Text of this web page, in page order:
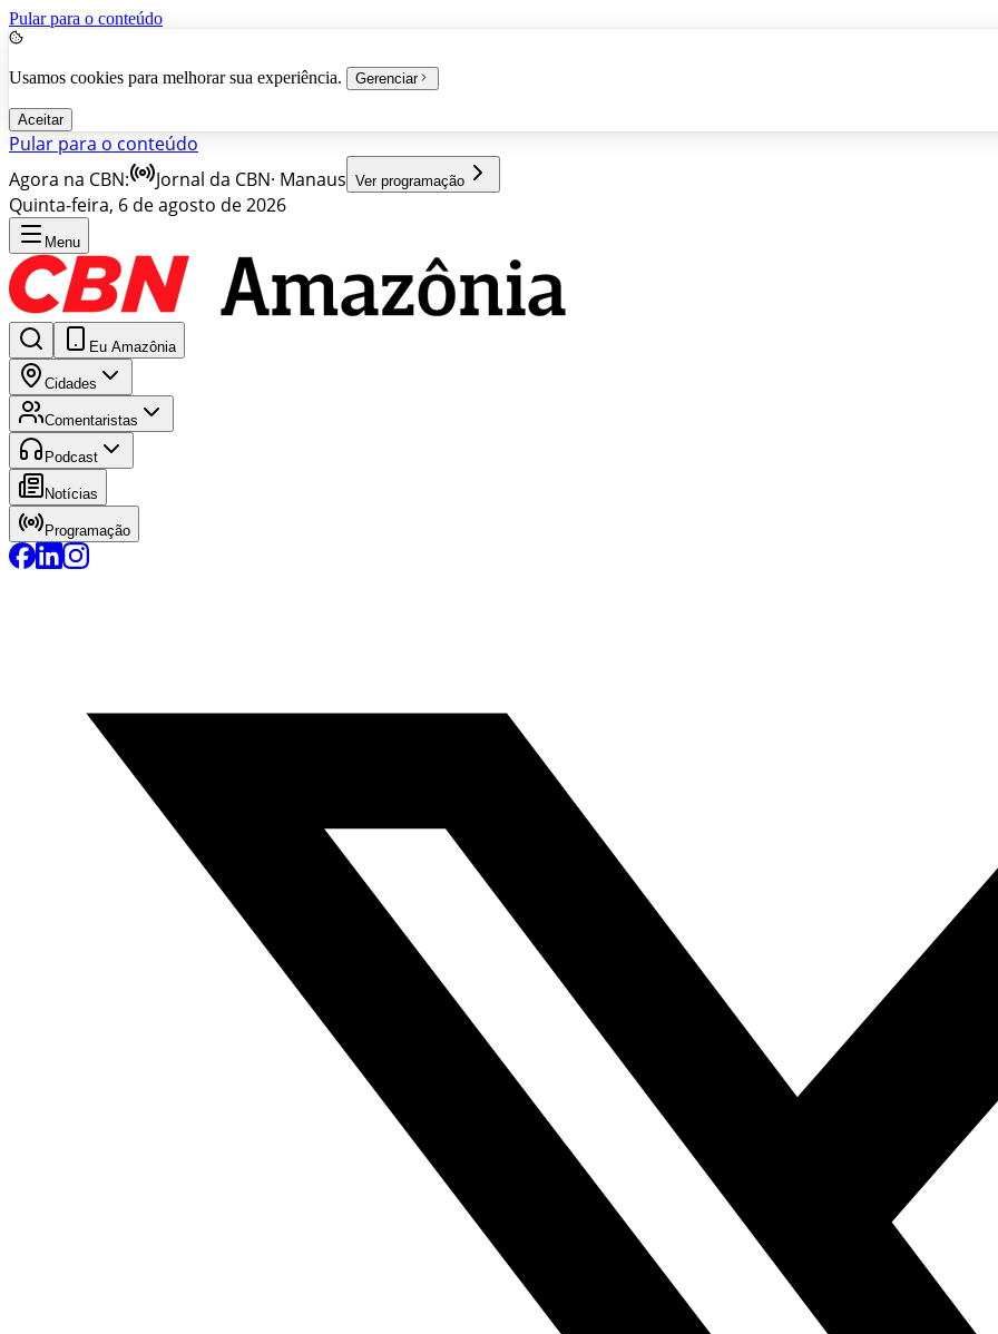
Pular para o conteúdo
Usamos cookies para melhorar sua experiência. Gerenciar
Aceitar
Pular para o conteúdo
Agora na CBN:
Jornal da CBN· Manaus Ver programação
Quinta-feira, 6 de agosto de 2026
Menu
Eu Amazônia
Cidades
Comentaristas
Podcast
Notícias
Programação